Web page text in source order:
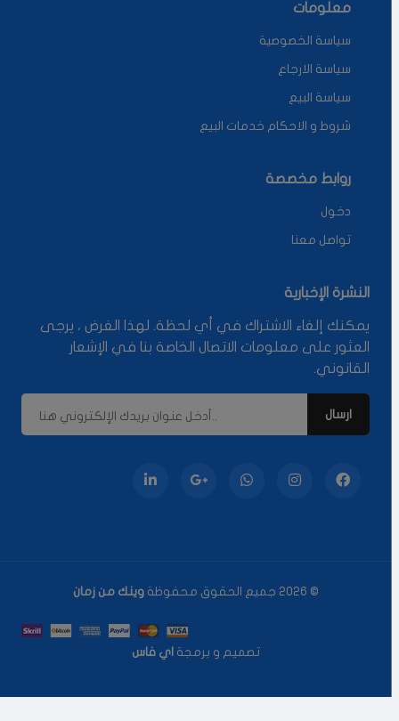
معلومات
سياسة الخصوصية
سياسة الارجاع
سياسة البيع
شروط و الاحكام خدمات البيع
روابط مخصصة
دخول
تواصل معنا
النشرة الإخبارية
يمكنك إلغاء الاشتراك في أي لحظة. لهذا الغرض ، يرجى
العثور على معلومات الاتصال الخاصة بنا في الإشعار
القانوني.
© 2026 جميع الحقوق محفوظة وينك من زمان
تصميم و برمجة اي فاس